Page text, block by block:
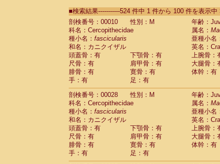
CebidaeSaguinus labiatus(0)
Cebidae Saguinus leucopus (4)
CebidaeSaguinus midas
CebidaeSaguinus mystax
CebidaeSaguinus nigricollis (12)
Cebidae Saguinus oedipus
Cebidae Saguinus weddelli
Cebidae Saguinusspp.
Cebidae Aotus trivirgatus
Cebidae Cebus albifrons
CebidaeCebus apella
CebidaeCebus capucinus
CebidaeCebus nigrivittatus
Cebidae Cebusspp.(0)
Cebidae Saimiri boliviensis
Cebidae Saimiri sciureus
Atelidae Alouatta caraya
■検索結果-----------524 件中 1 件から 100 件を表示
剖検番号：00010
性別：M
年齢：
科名：Cercopithecidae
属名：
種小名： fascicularis
亜種小名
和名：カニクイザル
英名：
頭蓋骨：有
下顎骨：有
上腕骨：
尺骨：有
肩甲骨：有
大腿骨：
腓骨：有
寛骨：有
体幹：有
手：有
足：有
剖検番号：00028
性別：M
年齢：
科名：Cercopithecidae
属名：
種小名： fascicularis
亜種小名
和名：カニクイザル
英名：
頭蓋骨：有
下顎骨：有
上腕骨：
尺骨：有
肩甲骨：有
大腿骨：
腓骨：有
寛骨：有
体幹：有
手：有
足：有